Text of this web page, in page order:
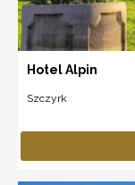
Hotel Alpin
Szczyrk